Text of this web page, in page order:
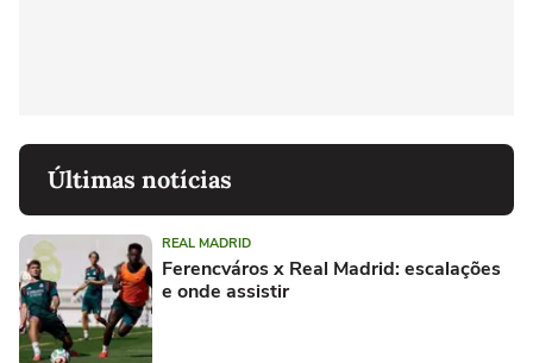
Últimas notícias
REAL MADRID
Ferencváros x Real Madrid: escalações
e onde assistir